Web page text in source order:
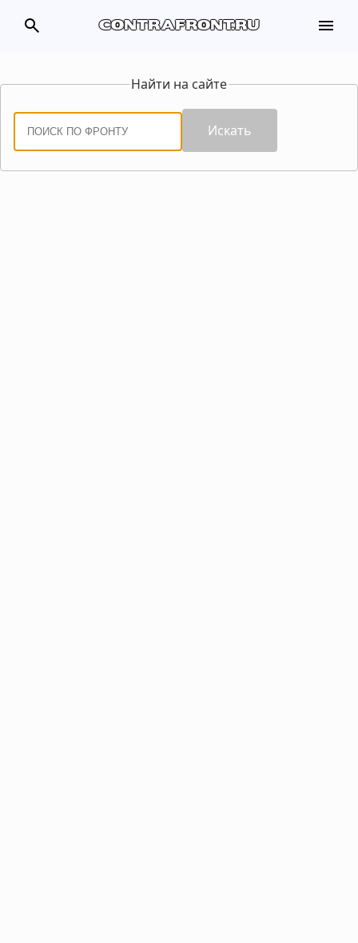
search contrafront.ru menu
Найти на сайте
Искать